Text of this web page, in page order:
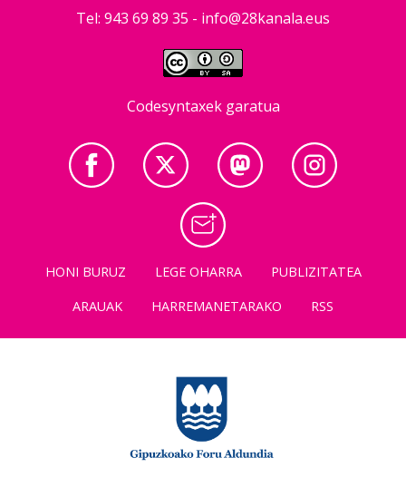
Tel: 943 69 89 35 - info@28kanala.eus
Codesyntaxek garatua
HONI BURUZ LEGE OHARRA
PUBLIZITATEA
ARAUAK
HARREMANETARAKO RSS